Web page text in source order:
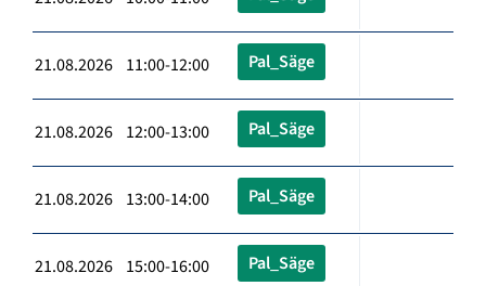
21.08.2026 11:00-12:00 Pal_Säge
21.08.2026 12:00-13:00 Pal_Säge
21.08.2026 13:00-14:00 Pal_Säge
21.08.2026 15:00-16:00 Pal_Säge